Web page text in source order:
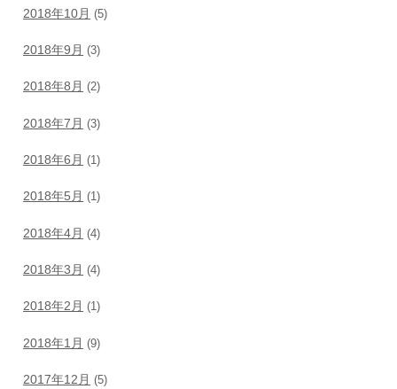
2018年10月 (5)
2018年9月 (3)
2018年8月 (2)
2018年7月 (3)
2018年6月 (1)
2018年5月 (1)
2018年4月 (4)
2018年3月 (4)
2018年2月 (1)
2018年1月 (9)
2017年12月 (5)